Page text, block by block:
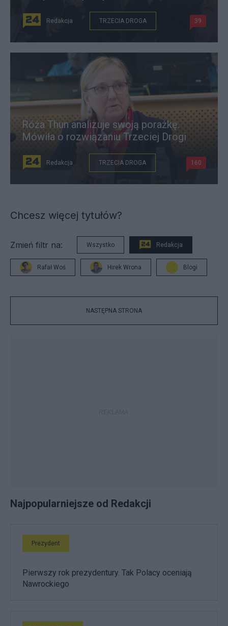
Redakcja TRZECIA DROGA 39
Róża Thun analizuje swoją porażkę.
Mówiła o rozwiązaniu Trzeciej Drogi
Redakcja TRZECIA DROGA 160
Chcesz więcej tytułów?
Zmień filtr na: Wszystko Redakcja
Rafał Woś Hirek Wrona Blogi
NASTĘPNA STRONA
Najpopularniejsze od Redakcji
Prezydent
Pierwszy rok prezydentury. Tak Polacy oceniają
Nawrockiego